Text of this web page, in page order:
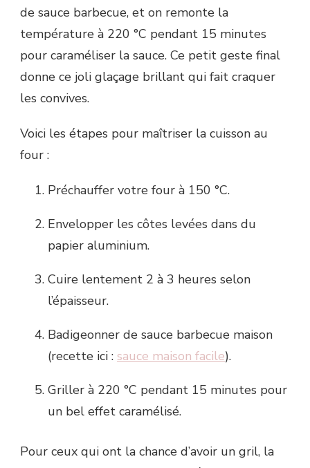
de sauce barbecue, et on remonte la
température à 220 °C pendant 15 minutes
pour caraméliser la sauce. Ce petit geste final
donne ce joli glaçage brillant qui fait craquer
les convives.
Voici les étapes pour maîtriser la cuisson au
four :
Préchauffer votre four à 150 °C.
Envelopper les côtes levées dans du
papier aluminium.
Cuire lentement 2 à 3 heures selon
l’épaisseur.
Badigeonner de sauce barbecue maison
(recette ici : sauce maison facile).
Griller à 220 °C pendant 15 minutes pour
un bel effet caramélisé.
Pour ceux qui ont la chance d’avoir un gril, la